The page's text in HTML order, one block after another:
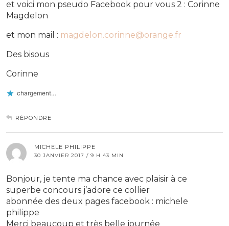
et voici mon pseudo Facebook pour vous 2 : Corinne
Magdelon
et mon mail : magdelon.corinne@orange.fr
Des bisous
Corinne
chargement…
RÉPONDRE
MICHELE PHILIPPE
30 JANVIER 2017 / 9 H 43 MIN
Bonjour, je tente ma chance avec plaisir à ce
superbe concours j’adore ce collier
abonnée des deux pages facebook : michele
philippe
Merci beaucoup et très belle journée